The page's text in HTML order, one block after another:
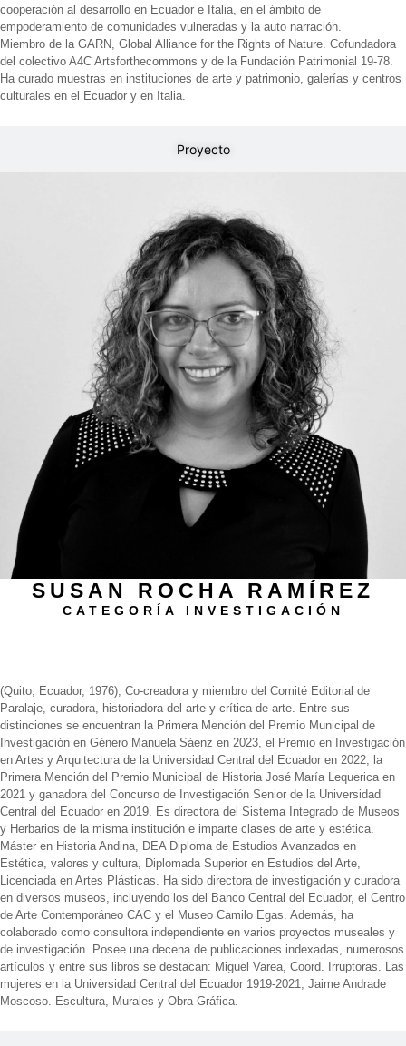
Proyecto
cooperación al desarrollo en Ecuador e Italia, en el ámbito de
empoderamiento de comunidades vulneradas y la auto narración.
Miembro de la GARN, Global Alliance for the Rights of Nature. Cofundadora
del colectivo A4C Artsforthecommons y de la Fundación Patrimonial 19-78.
Ha curado muestras en instituciones de arte y patrimonio, galerías y centros
culturales en el Ecuador y en Italia.
SUSAN ROCHA RAMÍREZ
CATEGORÍA INVESTIGACIÓN
(Quito, Ecuador, 1976), Co-creadora y miembro del Comité Editorial de
Paralaje, curadora, historiadora del arte y crítica de arte. Entre sus
distinciones se encuentran la Primera Mención del Premio Municipal de
Investigación en Género Manuela Sáenz en 2023, el Premio en Investigación
en Artes y Arquitectura de la Universidad Central del Ecuador en 2022, la
Primera Mención del Premio Municipal de Historia José María Lequerica en
2021 y ganadora del Concurso de Investigación Senior de la Universidad
Central del Ecuador en 2019. Es directora del Sistema Integrado de Museos
y Herbarios de la misma institución e imparte clases de arte y estética.
Máster en Historia Andina, DEA Diploma de Estudios Avanzados en
Estética, valores y cultura, Diplomada Superior en Estudios del Arte,
Licenciada en Artes Plásticas. Ha sido directora de investigación y curadora
en diversos museos, incluyendo los del Banco Central del Ecuador, el Centro
de Arte Contemporáneo CAC y el Museo Camilo Egas. Además, ha
colaborado como consultora independiente en varios proyectos museales y
de investigación. Posee una decena de publicaciones indexadas, numerosos
artículos y entre sus libros se destacan: Miguel Varea, Coord. Irruptoras. Las
mujeres en la Universidad Central del Ecuador 1919-2021, Jaime Andrade
Moscoso. Escultura, Murales y Obra Gráfica.